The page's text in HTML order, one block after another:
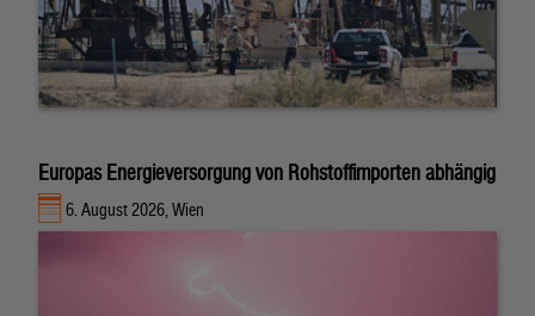
Europas Energieversorgung von Rohstoffimporten abhängig
6. August 2026, Wien